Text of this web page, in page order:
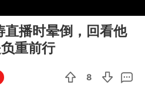
播时晕倒，回看他
重前行
8